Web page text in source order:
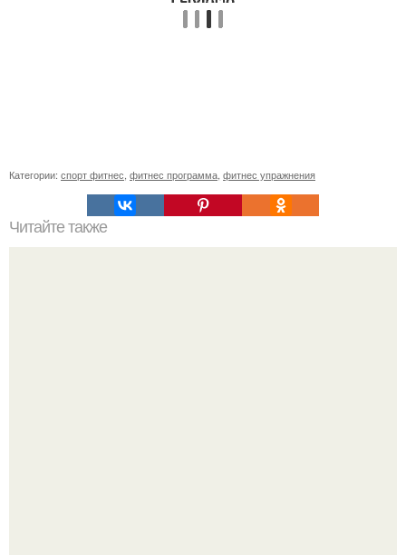
Категории: спорт фитнес фитнес программа фитнес упражнения
Читайте также